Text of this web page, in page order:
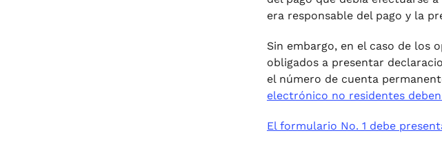
era responsable del pago y la
Sin embargo, en el caso de los
obligados a presentar
el número de cuenta
electrónico no residentes
El formulario No. 1 debe